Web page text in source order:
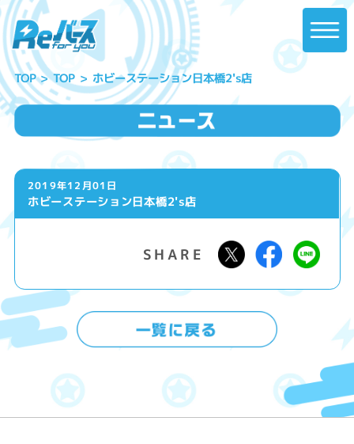
TOP TOP ホビーステーション日本橋2's店
2019年12月01日
ホビーステーション日本橋2's店